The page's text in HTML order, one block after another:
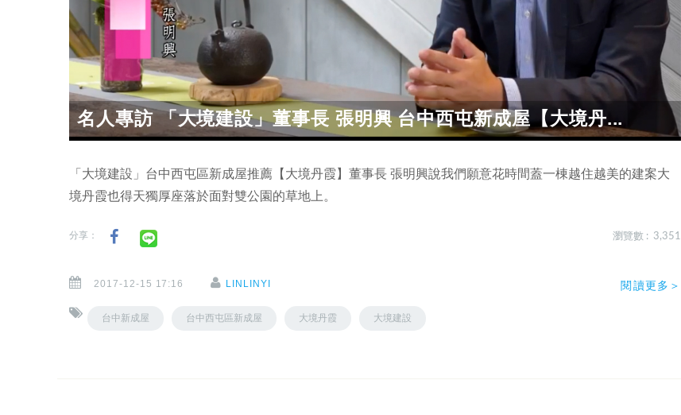
名人專訪 「大境建設」董事長 張明興 台中西屯新成屋【大境丹...
「大境建設」台中西屯區新成屋推薦【大境丹霞】董事長 張明興說我們願意花時間蓋一棟越住越美的建案大
境丹霞也得天獨厚座落於面對雙公園的草地上。
分享： 瀏覽數 : 3,351
2017-12-15 17:16 LINLINYI
台中新成屋 台中西屯區新成屋 大境丹霞 大境建設
閱讀更多＞